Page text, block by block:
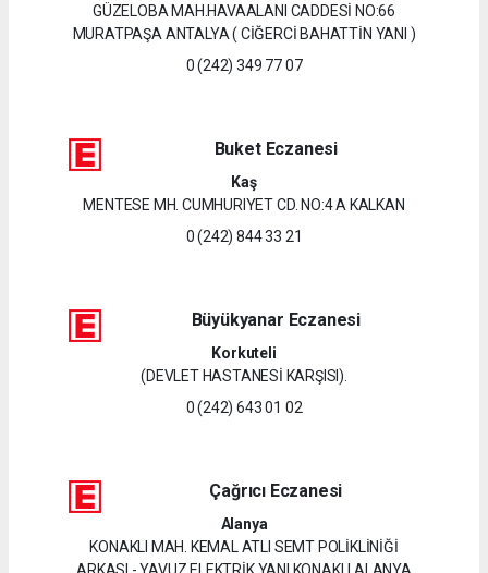
GÜZELOBA MAH.HAVAALANI CADDESİ NO:66
MURATPAŞA ANTALYA ( CİĞERCİ BAHATTİN YANI )
0 (242) 349 77 07
Buket Eczanesi
Kaş
MENTESE MH. CUMHURIYET CD. NO:4 A KALKAN
0 (242) 844 33 21
Büyükyanar Eczanesi
Korkuteli
(DEVLET HASTANESİ KARŞISI).
0 (242) 643 01 02
Çağrıcı Eczanesi
Alanya
KONAKLI MAH. KEMAL ATLI SEMT POLİKLİNİĞİ
ARKASI - YAVUZ ELEKTRİK YANI KONAKLI ALANYA